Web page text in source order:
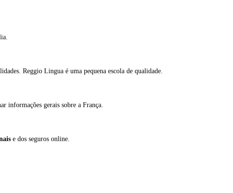
Reggio Lingua é uma pequena escola de qualidade.
informações gerais sobre a França.
e dos seguros online.